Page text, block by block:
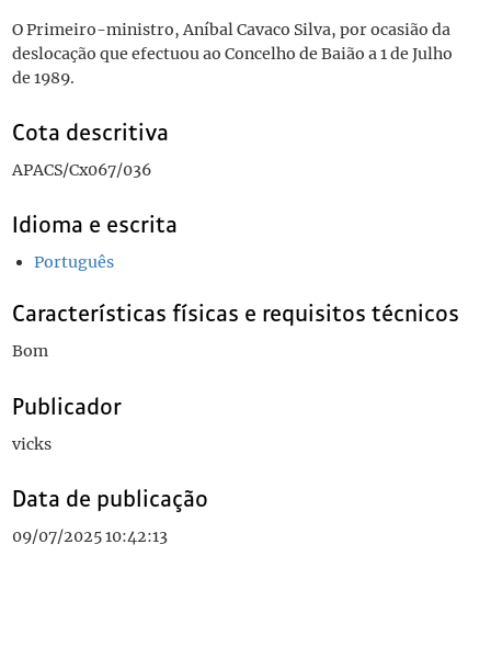
O Primeiro-ministro, Aníbal Cavaco Silva, por ocasião da
deslocação que efectuou ao Concelho de Baião a 1 de Julho
de 1989.
Cota descritiva
APACS/Cx067/036
Idioma e escrita
Português
Características físicas e requisitos técnicos
Bom
Publicador
vicks
Data de publicação
09/07/2025 10:42:13